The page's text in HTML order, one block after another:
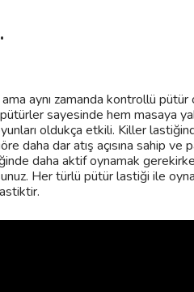
aynı zamanda kontrollü pütür
sayesinde hem masaya
oldukça etkili. Killer
daha dar atış açısına sahip ve
daha aktif oynamak
Her türlü pütür lastiği ile